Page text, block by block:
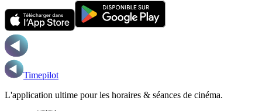
Timepilot
L'application ultime pour les horaires & séances de cinéma.